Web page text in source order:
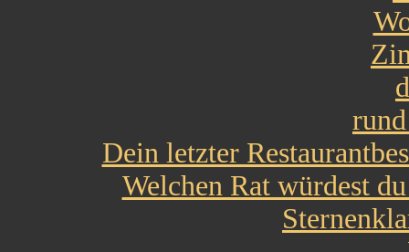
Dein letzter
Welchen Rat würdest